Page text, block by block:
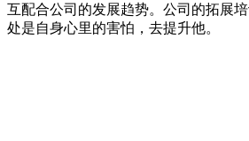
互配合公司的发展趋势。公司的拓展
处是自身心里的害怕，去提升他。